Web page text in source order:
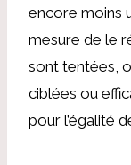
encore moins
mesure de le
sont tentées,
ciblées ou
pour l’égalité